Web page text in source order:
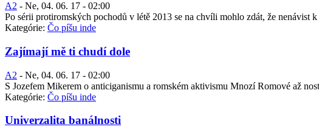
A2 - Ne, 04. 06. 17 - 02:00
Po sérii protiromských pochodů v létě 2013 se na chvíli mohlo zdát, že
Kategórie: Čo píšu inde
Zajímají mě ti chudí dole
A2 - Ne, 04. 06. 17 - 02:00
S Jozefem Mikerem o anticiganismu a romském aktivismu Mnozí Romové až
Kategórie: Čo píšu inde
Univerzalita banálnosti